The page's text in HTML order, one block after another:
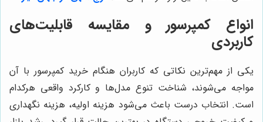
انواع کمپرسور و مقایسه قابلیت‌های
کاربردی
یکی از مهم‌ترین نکاتی که کاربران هنگام خرید کمپرسور با آن
مواجه می‌شوند، شناخت تنوع مدل‌ها و کارکرد واقعی هرکدام
است. انتخاب درست باعث می‌شود هزینه اولیه، هزینه نگهداری